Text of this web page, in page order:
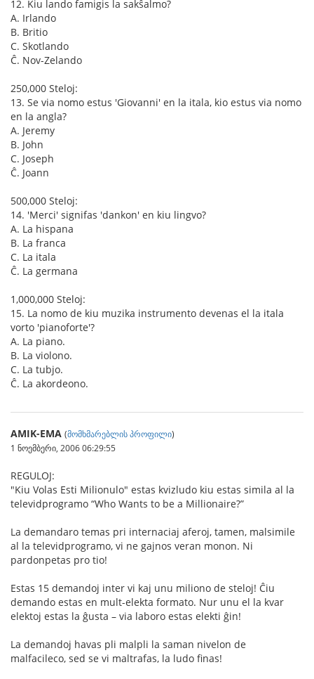
12. Kiu lando famigis la sakŝalmo?
A. Irlando
B. Britio
C. Skotlando
Ĉ. Nov-Zelando
250,000 Steloj:
13. Se via nomo estus 'Giovanni' en la itala, kio estus via nomo
en la angla?
A. Jeremy
B. John
C. Joseph
Ĉ. Joann
500,000 Steloj:
14. 'Merci' signifas 'dankon' en kiu lingvo?
A. La hispana
B. La franca
C. La itala
Ĉ. La germana
1,000,000 Steloj:
15. La nomo de kiu muzika instrumento devenas el la itala
vorto 'pianoforte'?
A. La piano.
B. La violono.
C. La tubjo.
Ĉ. La akordeono.
AMIK-EMA (მომხმარებლის პროფილი)
1 ნოემბერი, 2006 06:29:55
REGULOJ:
"Kiu Volas Esti Milionulo" estas kvizludo kiu estas simila al la
televidprogramo “Who Wants to be a Millionaire?”
La demandaro temas pri internaciaj aferoj, tamen, malsimile
al la televidprogramo, vi ne gajnos veran monon. Ni
pardonpetas pro tio!
Estas 15 demandoj inter vi kaj unu miliono de steloj! Ĉiu
demando estas en mult-elekta formato. Nur unu el la kvar
elektoj estas la ĝusta – via laboro estas elekti ĝin!
La demandoj havas pli malpli la saman nivelon de
malfacileco, sed se vi maltrafas, la ludo finas!